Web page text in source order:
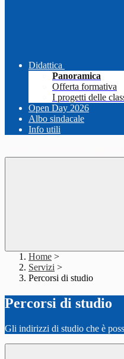
Didattica
Panoramica
Offerta formativa
I progetti delle
Open Day 2026
Albo sindacale
Info utili
Home >
Servizi >
Percorsi di studio
Percorsi di studio
Gli indirizzi di studio che è